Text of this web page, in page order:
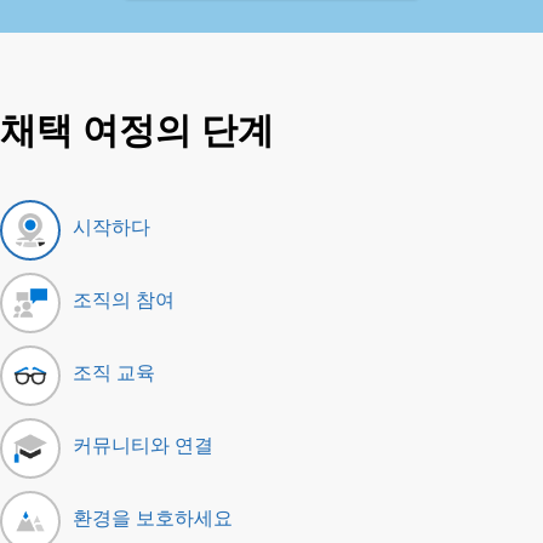
채택 여정의 단계
시작하다
조직의 참여
조직 교육
커뮤니티와 연결
환경을 보호하세요